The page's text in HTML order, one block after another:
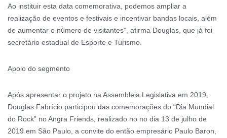
Ao instituir esta data comemorativa, podemos ampliar a
realização de eventos e festivais e incentivar bandas locais, além
de aumentar o número de visitantes”, afirma Douglas, que já foi
secretário estadual de Esporte e Turismo.
Apoio do segmento
Após apresentar o projeto na Assembleia Legislativa em 2019,
Douglas Fabrício participou das comemorações do “Dia Mundial
do Rock” no Angra Friends, realizado no no dia 13 de julho de
2019 em São Paulo, a convite do então empresário Paulo Baron,